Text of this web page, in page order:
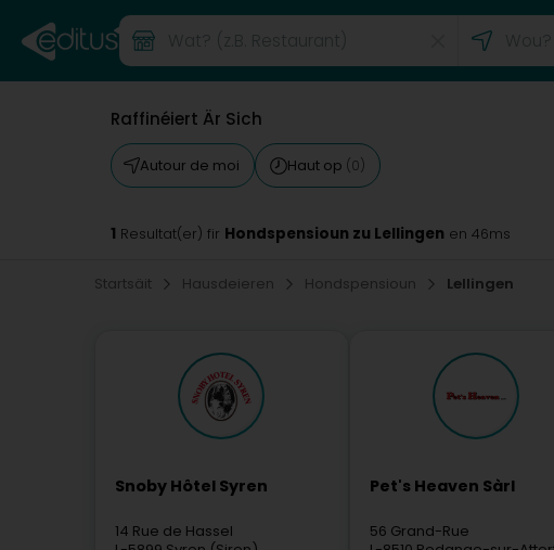
Raffinéiert Är Sich
Autour de moi Haut op (0)
1 Resultat(er) fir Hondspensioun zu Lellingen en 46ms
Startsäit Hausdeieren Hondspensioun Lellingen
Snoby Hôtel Syren
14 Rue de Hassel
Pet's Heaven Sàrl
56 Grand-Rue